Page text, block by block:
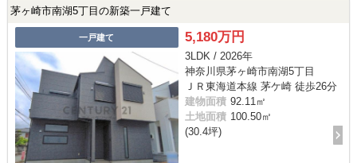
茅ヶ崎市南湖5丁目の新築一戸建て
一戸建て 5,180万円
3LDK / 2026年
神奈川県茅ヶ崎市南湖5丁目
ＪＲ東海道本線 茅ケ崎 徒歩26分
建物面積 92.11㎡
土地面積 100.50㎡
(30.4坪)